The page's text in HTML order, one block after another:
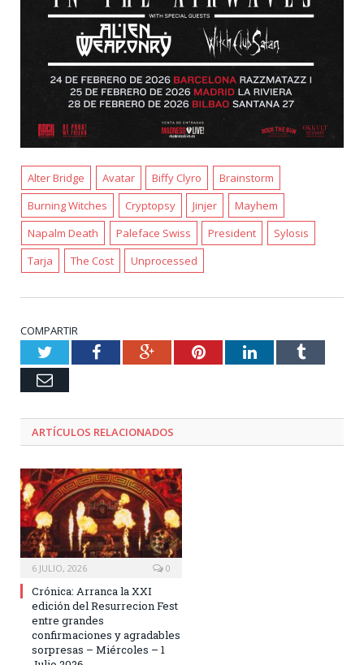
Alter Bridge Avatar Biffy Clyro
Brainstorm
Burning Witches
Cryptopsy Jinjer
Mayhem
Napalm Death
Paleface Swiss President
Sylosis
Tarja
The Cost Unprocessed
COMPARTIR
TwitterFacebookGoogle+PinterestLinkedInTumblr
Email
ARTÍCULOS RELACIONADOS
6 JULIO, 2026 0
Crónica: Arranca la XXI
edición del Resurrecion Fest
entre grandes
confirmaciones y agradables
sorpresas – Miércoles – 1